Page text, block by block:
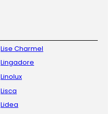
Lise Charmel
Lingadore
Linolux
Lisca
Lidea